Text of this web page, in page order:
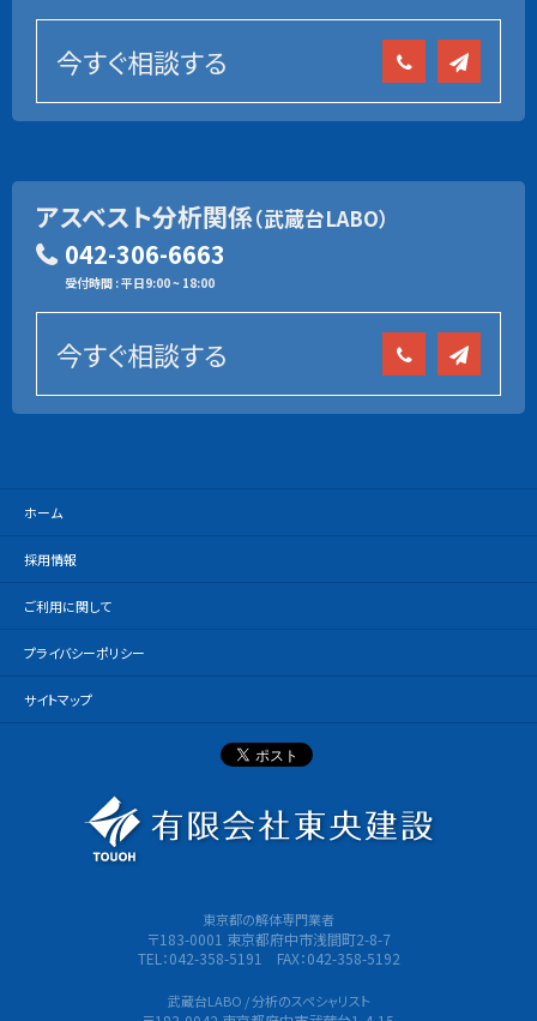
今すぐ相談する
アスベスト分析関係（武蔵台LABO）
042-306-6663
受付時間 : 平日9:00 ~ 18:00
今すぐ相談する
ホーム
採用情報
ご利用に関して
プライバシーポリシー
サイトマップ
東京都の解体専門業者
〒183-0001 東京都府中市浅間町2-8-7
TEL：042-358-5191 FAX：042-358-5192
武蔵台LABO / 分析のスペシャリスト